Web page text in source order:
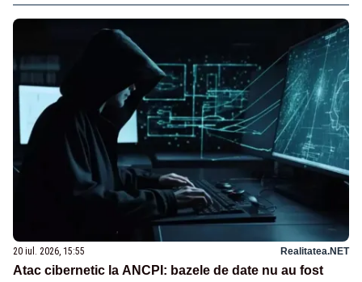
20 iul. 2026, 15:55 Realitatea.NET
Atac cibernetic la ANCPI: bazele de date nu au fost